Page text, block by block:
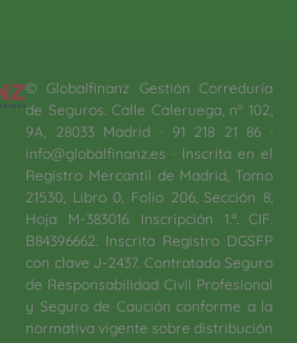
© Globalfinanz Gestión Correduría
de Seguros. Calle Caleruega, nº 102,
9A, 28033 Madrid · 91 218 21 86 ·
info@globalfinanz.es · Inscrita en el
Registro Mercantil de Madrid, Tomo
21530, Libro 0, Folio 206, Sección 8,
Hoja M-383016. Inscripción 1.ª. CIF.
B84396662. Inscrita Registro DGSFP
con clave J-2437. Contratado Seguro
de Responsabilidad Civil Profesional
y Seguro de Caución conforme a la
normativa vigente sobre distribución